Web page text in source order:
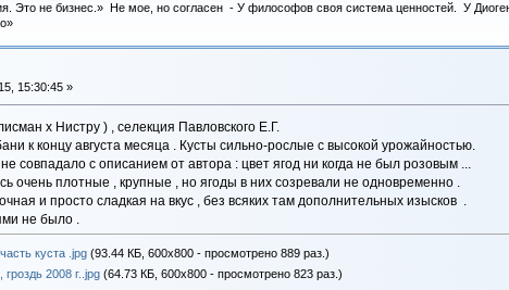
Это не бизнес.» Не мое, но согласен - У философов своя система ценностей. У
15:30:45 »
х Нистру ) , селекция Павловского Е.Г.
к концу августа месяца . Кусты сильно-рослые с высокой урожайностью.
совпадало с описанием от автора : цвет ягод ни когда не был розовым ...
очень плотные , крупные , но ягоды в них созревали не одновременно .
и просто сладкая на вкус , без всяких там дополнительных изысков .
не было .
куста .jpg(93.44 КБ, 600x800 - просмотрено 889 раз.)
2008 г..jpg(64.73 КБ, 600x800 - просмотрено 823 раз.)